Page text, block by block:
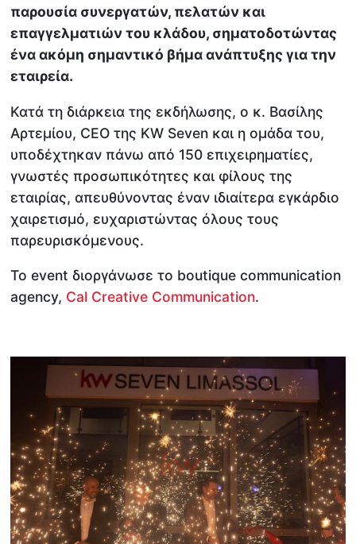
παρουσία συνεργατών, πελατών και
επαγγελματιών του κλάδου, σηματοδοτώντας
ένα ακόμη σημαντικό βήμα ανάπτυξης για την
εταιρεία.
Κατά τη διάρκεια της εκδήλωσης, ο κ. Βασίλης
Αρτεμίου, CEO της KW Seven και η ομάδα του,
υποδέχτηκαν πάνω από 150 επιχειρηματίες,
γνωστές προσωπικότητες και φίλους της
εταιρίας, απευθύνοντας έναν ιδιαίτερα εγκάρδιο
χαιρετισμό, ευχαριστώντας όλους τους
παρευρισκόμενους.
Το event διοργάνωσε το boutique communication
agency, Cal Creative Communication.